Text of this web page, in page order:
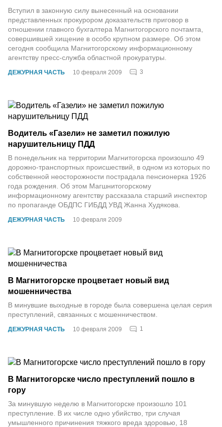
ДЕЖУРНАЯ ЧАСТЬ 10 февраля 2009 3
Вступил в законную силу вынесенный на основании
представленных прокурором доказательств приговор в
отношении главного бухгалтера Магнитогорского почтамта,
совершившей хищение в особо крупном размере. Об этом
сегодня сообщила Магнитогорскому информационному
агентству пресс-служба областной прокуратуры.
ДЕЖУРНАЯ ЧАСТЬ 10 февраля 2009
Водитель «Газели» не заметил пожилую
нарушительницу ПДД
В понедельник на территории Магнитогорска произошло 49
дорожно-транспортных происшествий, в одном из которых по
собственной неосторожности пострадала пенсионерка 1926
года рождения. Об этом Магшнитогорскому
информационному агентству рассказала старший инспектор
по пропаганде ОБДПС ГИБДД УВД Жанна Худякова.
ДЕЖУРНАЯ ЧАСТЬ 10 февраля 2009 1
В Магнитогорске процветает новый вид
мошенничества
В минувшие выходные в городе была совершена целая серия
преступлений, связанных с мошенничеством.
В Магнитогорске число преступлений пошло в
гору
За минувшую неделю в Магнитогорске произошло 101
преступление. В их числе одно убийство, три случая
умышленного причинения тяжкого вреда здоровью, 18